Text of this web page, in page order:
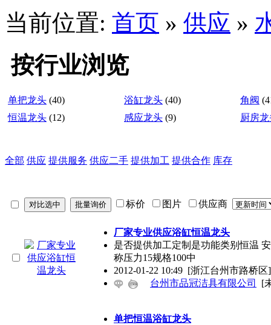
当前位置: 首页 » 供应 »
按行业浏览
单把龙头 (40) 浴缸龙头 (40) 角阀
恒温龙头 (12) 感应龙头 (9) 厨房
全部 供应 提供服务 供应二手 提供加工 提供合作 库存
标价 图片 供应商
厂家专业供应浴缸恒温龙头
是否提供加工定制是功能类别恒温
称压力15规格100中
2012-01-22 10:49 [浙江台州市路桥区]
台州市品冠洁具有限公司
[
单把恒温浴缸龙头